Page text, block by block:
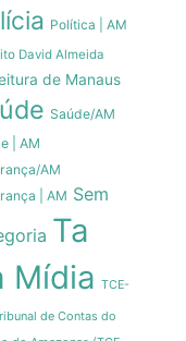
Política | AM
David Almeida
de Manaus
Saúde/AM
| AM
AM
| AM Sem
Ta
Mídia TCE-
de Contas do